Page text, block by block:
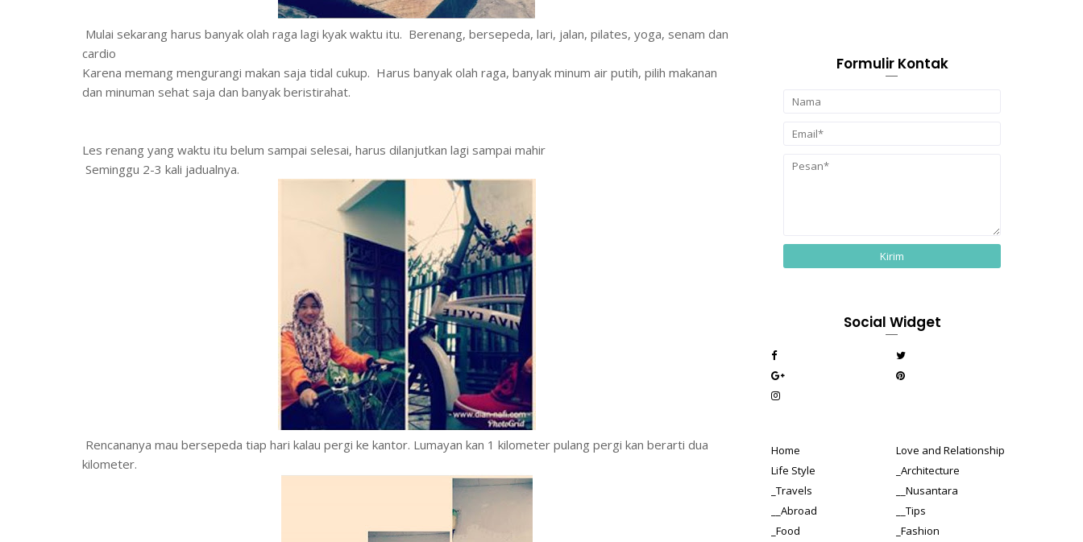
Mulai sekarang harus banyak olah raga lagi kyak waktu itu. Berenang, bersepeda, lari, jalan, pilates, yoga, senam dan
cardio
Karena memang mengurangi makan saja tidal cukup. Harus banyak olah raga, banyak minum air putih, pilih makanan
dan minuman sehat saja dan banyak beristirahat.
Les renang yang waktu itu belum sampai selesai, harus dilanjutkan lagi sampai mahir
Seminggu 2-3 kali jadualnya.
Rencananya mau bersepeda tiap hari kalau pergi ke kantor. Lumayan kan 1 kilometer pulang pergi kan berarti dua
kilometer.
Formulir Kontak
Social Widget
Home
Love and Relationship
Life Style
_Architecture
_Travels
__Nusantara
__Abroad
__Tips
_Food
_Fashion